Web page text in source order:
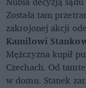
Została tam
zakrojonej akcji
Kamilowi
Mężczyzna kupił
Czechach. Od
w domu. Stanek